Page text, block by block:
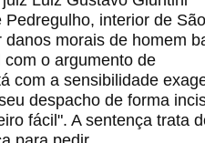
Pedregulho, interior de
danos morais de homem
com o argumento de
com a sensibilidade
despacho de forma
fácil". A sentença trata